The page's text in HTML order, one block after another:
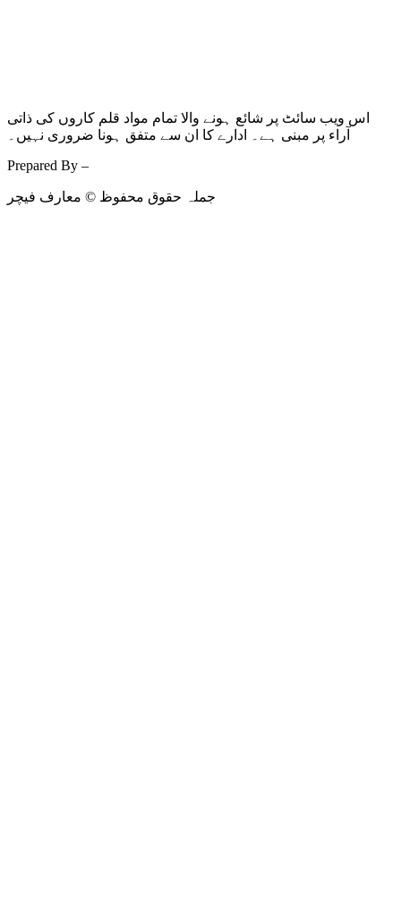
اس ویب سائٹ پر شائع ہونے والا تمام مواد قلم کاروں کی ذاتی
آراء پر مبنی ہے۔ ادارے کا ان سے متفق ہونا ضروری نہیں۔
Prepared By –
جملہ حقوق محفوظ © معارف فیچر